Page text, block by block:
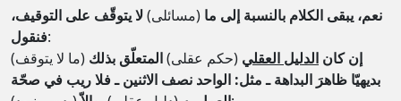
نعم، يبقى الكلام بالنسبة إلى ما (مسائلی)لا يتوقّف على التوقيف،
فنقول:
إن كان الدليل العقلي (حکم عقلی)المتعلّق بذلك (ما لا یتوقف)
بديهيّا ظاهرَ البداهة ـ مثل: الواحد نصف الاثنين ـ فلا ريب في صحّة